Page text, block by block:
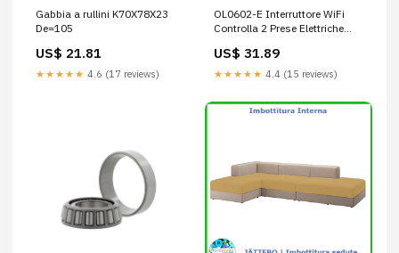
Gabbia a rullini K70X78X23
De=105
US$ 21.81
★★★★★ 4.6 (17 reviews)
OL0602-E Interruttore WiFi
Controlla 2 Prese Elettriche
V 14 A, Modulo MINI per
Scatola da Incasso 502/503 2
US$ 31.89
★★★★★ 4.4 (15 reviews)